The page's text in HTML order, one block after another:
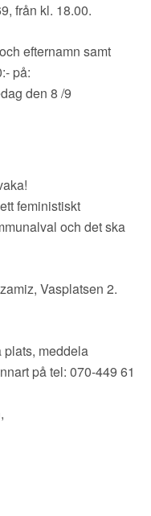
från kl. 18.00.
efternamn samt
på:
den 8 /9
feministiskt
och det ska
Vasplatsen 2.
plats, meddela
på tel: 070-449 61